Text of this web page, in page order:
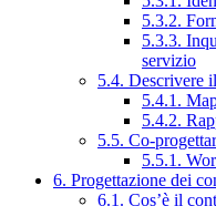
5.3.2.
5.3.3.
servizio
5.4. Descrivere
5.4.1.
5.4.2.
5.5. Co-
5.5.1.
6. Progettazione dei
6.1. Cos’è il